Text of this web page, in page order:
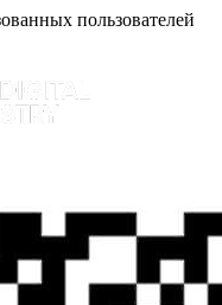
пользователей